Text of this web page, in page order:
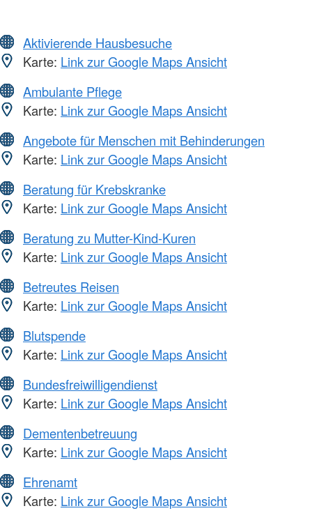
Aktivierende Hausbesuche
Karte: Link zur Google Maps Ansicht
Ambulante Pflege
Karte: Link zur Google Maps Ansicht
Angebote für Menschen mit Behinderungen
Karte: Link zur Google Maps Ansicht
Beratung für Krebskranke
Karte: Link zur Google Maps Ansicht
Beratung zu Mutter-Kind-Kuren
Karte: Link zur Google Maps Ansicht
Betreutes Reisen
Karte: Link zur Google Maps Ansicht
Blutspende
Karte: Link zur Google Maps Ansicht
Bundesfreiwilligendienst
Karte: Link zur Google Maps Ansicht
Dementenbetreuung
Karte: Link zur Google Maps Ansicht
Ehrenamt
Karte: Link zur Google Maps Ansicht